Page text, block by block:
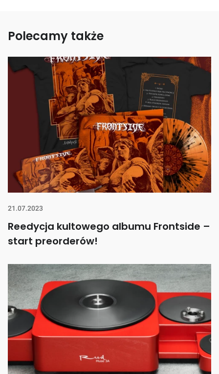
Polecamy także
21.07.2023
Reedycja kultowego albumu Frontside –
start preorderów!